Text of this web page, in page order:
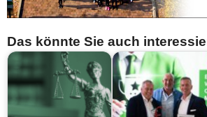
Das könnte Sie auch